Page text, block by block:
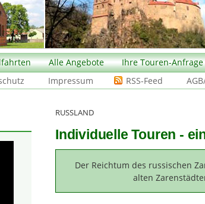
Alle Angebote Ihre Touren-Anfrage
Impressum RSS-Feed
RUSSLAND
Individuelle Touren -
Der Reichtum des russischen
alten